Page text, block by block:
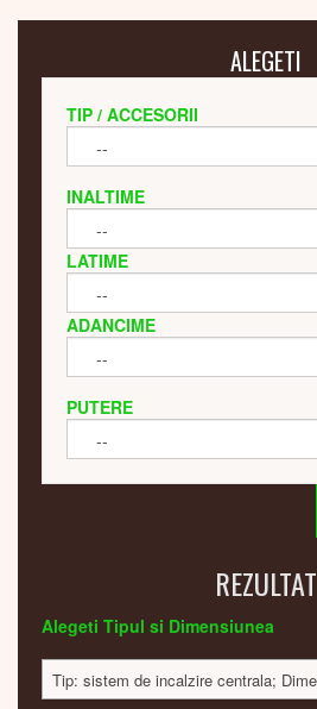
ALEGETI
TIP / ACCESORII
INALTIME
LATIME
ADANCIME
PUTERE
REZULTAT
Alegeti Tipul si Dimensiunea